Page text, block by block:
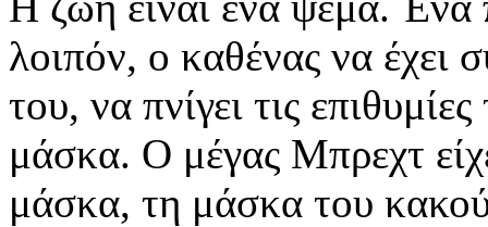
λοιπόν, ο καθένας να
του, να πνίγει τις
μάσκα. Ο μέγας Μπρεχτ
μάσκα, τη μάσκα του